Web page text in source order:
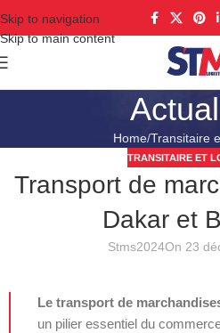
Skip to navigation
Skip to main content
Home Transitaire
TRANSITAIRE ET
Transport de
Dakar et
Stms2024On 23
Le transport de
un pilier essentiel du